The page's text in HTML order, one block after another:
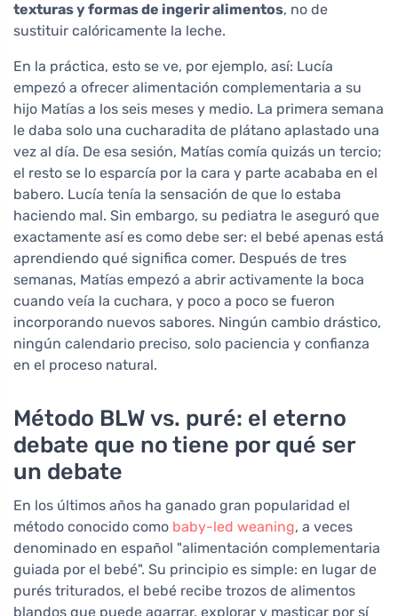
texturas y formas de ingerir alimentos, no de
sustituir calóricamente la leche.
En la práctica, esto se ve, por ejemplo, así: Lucía
empezó a ofrecer alimentación complementaria a su
hijo Matías a los seis meses y medio. La primera semana
le daba solo una cucharadita de plátano aplastado una
vez al día. De esa sesión, Matías comía quizás un tercio;
el resto se lo esparcía por la cara y parte acababa en el
babero. Lucía tenía la sensación de que lo estaba
haciendo mal. Sin embargo, su pediatra le aseguró que
exactamente así es como debe ser: el bebé apenas está
aprendiendo qué significa comer. Después de tres
semanas, Matías empezó a abrir activamente la boca
cuando veía la cuchara, y poco a poco se fueron
incorporando nuevos sabores. Ningún cambio drástico,
ningún calendario preciso, solo paciencia y confianza
en el proceso natural.
Método BLW vs. puré: el eterno
debate que no tiene por qué ser
un debate
En los últimos años ha ganado gran popularidad el
método conocido como baby-led weaning, a veces
denominado en español "alimentación complementaria
guiada por el bebé". Su principio es simple: en lugar de
purés triturados, el bebé recibe trozos de alimentos
blandos que puede agarrar, explorar y masticar por sí